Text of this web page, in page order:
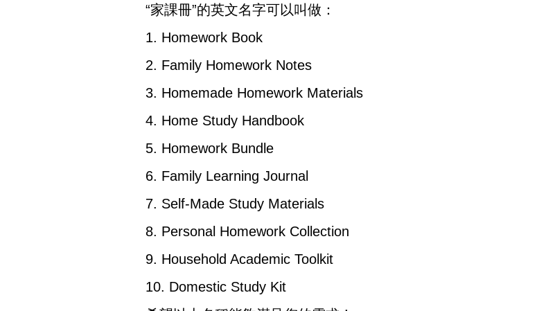
“家課冊”的英文名字可以叫做：
1. Homework Book
2. Family Homework Notes
3. Homemade Homework Materials
4. Home Study Handbook
5. Homework Bundle
6. Family Learning Journal
7. Self-Made Study Materials
8. Personal Homework Collection
9. Household Academic Toolkit
10. Domestic Study Kit